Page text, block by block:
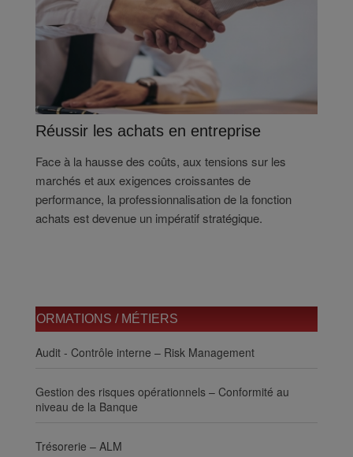
Réussir les achats en entreprise
Face à la hausse des coûts, aux tensions sur les
marchés et aux exigences croissantes de
performance, la professionnalisation de la fonction
achats est devenue un impératif stratégique.
FORMATIONS / MÉTIERS
Audit - Contrôle interne – Risk Management
Gestion des risques opérationnels – Conformité au
niveau de la Banque
Trésorerie – ALM